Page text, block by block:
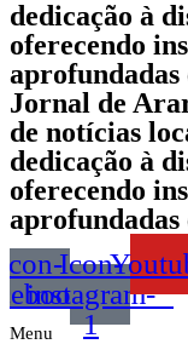
dedicação à
oferecendo
Jornal de
de notícias
dedicação à
oferecendo
Icon-Icon-
instagram-
1
Menu